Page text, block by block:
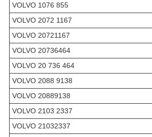
VOLVO 1076 855
VOLVO 2072 1167
VOLVO 20721167
VOLVO 20736464
VOLVO 20 736 464
VOLVO 2088 9138
VOLVO 20889138
VOLVO 2103 2337
VOLVO 21032337